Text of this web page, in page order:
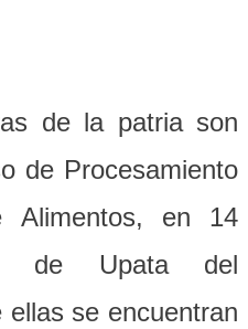
de la patria son
de Procesamiento
Alimentos, en 14
de Upata del
se encuentran